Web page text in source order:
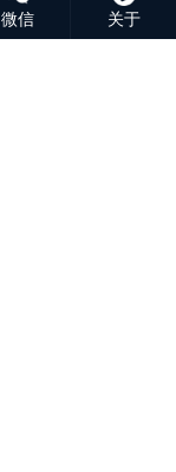
微信 关于